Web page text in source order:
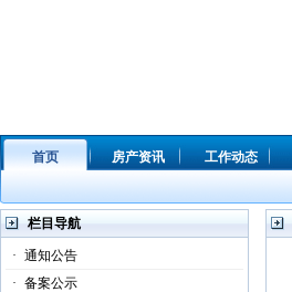
首页 房产资讯 工作动态
栏目导航
· 通知公告
· 备案公示